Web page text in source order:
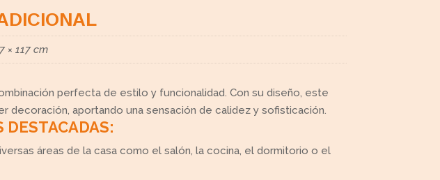
× 117 cm
perfecta de estilo y funcionalidad. Con su diseño, este
decoración, aportando una sensación de calidez y sofisticación.
DESTACADAS:
áreas de la casa como el salón, la cocina, el dormitorio o el